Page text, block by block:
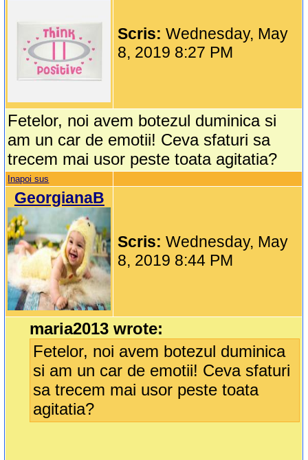
Scris:Wednesday, May
8, 2019 8:27 PM
Fetelor, noi avem botezul duminica si
am un car de emotii! Ceva sfaturi sa
trecem mai usor peste toata agitatia?
Inapoi sus
GeorgianaB
Scris:Wednesday, May
8, 2019 8:44 PM
maria2013 wrote:
Fetelor, noi avem botezul duminica
si am un car de emotii! Ceva sfaturi
sa trecem mai usor peste toata
agitatia?